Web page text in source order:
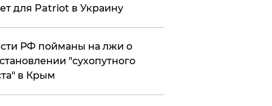
для Patriot в Украину
РФ пойманы на лжи о
"сухопутного
в Крым